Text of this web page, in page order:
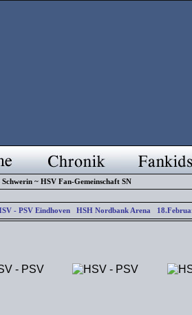
~ HSV Fan-Gemeinschaft SN
- PSV Eindhoven HSH Nordbank Arena